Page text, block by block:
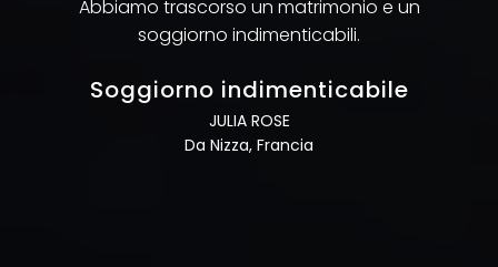
Abbiamo trascorso un matrimonio e un
soggiorno indimenticabili.
Soggiorno indimenticabile
JULIA ROSE
Da Nizza, Francia